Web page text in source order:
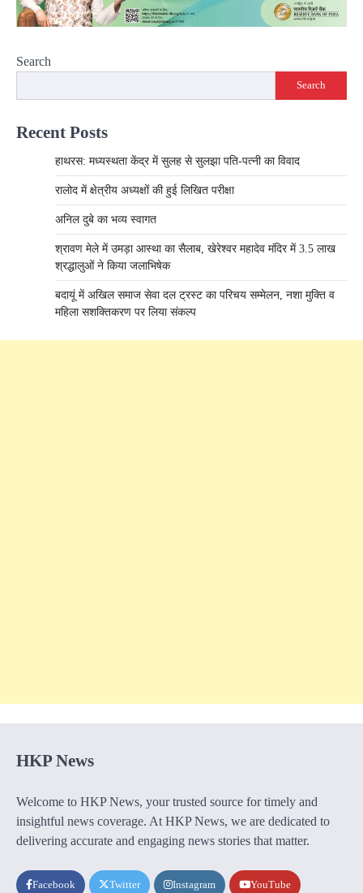
Search
Search
Recent Posts
हाथरस: मध्यस्थता केंद्र में सुलह से सुलझा पति-पत्नी का विवाद
रालोद में क्षेत्रीय अध्यक्षों की हुई लिखित परीक्षा
अनिल दुबे का भव्य स्वागत
श्रावण मेले में उमड़ा आस्था का सैलाब, खेरेश्वर महादेव मंदिर में 3.5 लाख
श्रद्धालुओं ने किया जलाभिषेक
बदायूं में अखिल समाज सेवा दल ट्रस्ट का परिचय सम्मेलन, नशा मुक्ति व
महिला सशक्तिकरण पर लिया संकल्प
HKP News
Welcome to HKP News, your trusted source for timely and
insightful news coverage. At HKP News, we are dedicated to
delivering accurate and engaging news stories that matter.
Facebook Twitter Instagram YouTube